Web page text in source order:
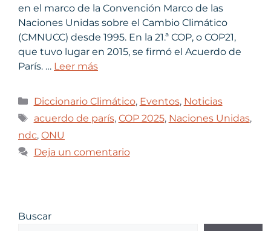
en el marco de la Convención Marco de las
Naciones Unidas sobre el Cambio Climático
(CMNUCC) desde 1995. En la 21.ª COP, o COP21,
que tuvo lugar en 2015, se firmó el Acuerdo de
París. … Leer más
Diccionario Climático, Eventos, Noticias
acuerdo de parís, COP 2025, Naciones Unidas,
ndc, ONU
Deja un comentario
Buscar